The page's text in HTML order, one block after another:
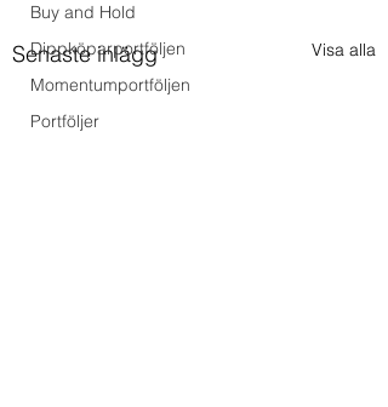
Buy and Hold
Dippköparportföljen
Momentumportföljen
Portföljer
Senaste inlägg Visa alla